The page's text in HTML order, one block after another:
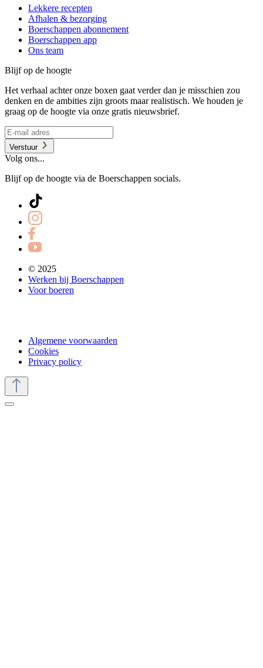
Lekkere recepten
Afhalen & bezorging
Boerschappen abonnement
Boerschappen app
Ons team
Blijf op de hoogte
Het verhaal achter onze boxen gaat verder dan je misschien zou
denken en de ambities zijn groots maar realistisch. We houden je
graag op de hoogte via onze gratis nieuwsbrief.
Verstuur
Volg ons...
Blijf op de hoogte via de Boerschappen socials.
© 2025
Werken bij Boerschappen
Voor boeren
Algemene voorwaarden
Cookies
Privacy policy